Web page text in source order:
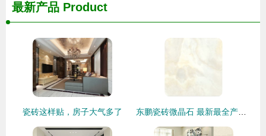
最新产品 Product
瓷砖这样贴，房子大气多了